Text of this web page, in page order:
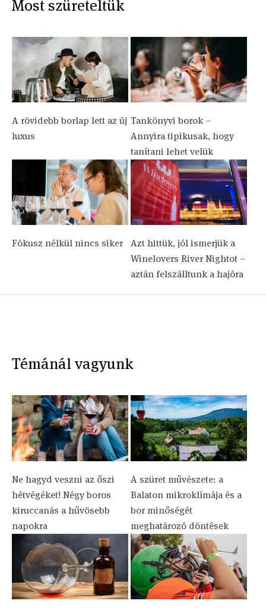
Most szüreteltük
A rövidebb borlap lett az új
luxus
Tankönyvi borok –
Annyira tipikusak, hogy
tanítani lehet velük
Fókusz nélkül nincs siker
Azt hittük, jól ismerjük a
Winelovers River Nightot –
aztán felszálltunk a hajóra
Témánál vagyunk
Ne hagyd veszni az őszi
hétvégéket! Négy boros
kiruccanás a hűvösebb
napokra
A szüret művészete: a
Balaton mikroklímája és a
bor minőségét
meghatározó döntések